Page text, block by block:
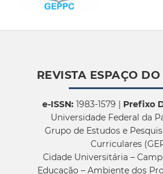
REVISTA ESPAÇO
e-ISSN:1983-1579 | Prefixo
Universidade Federal da
Grupo de Estudos e
Curriculares
Cidade Universitária –
Educação – Ambiente dos